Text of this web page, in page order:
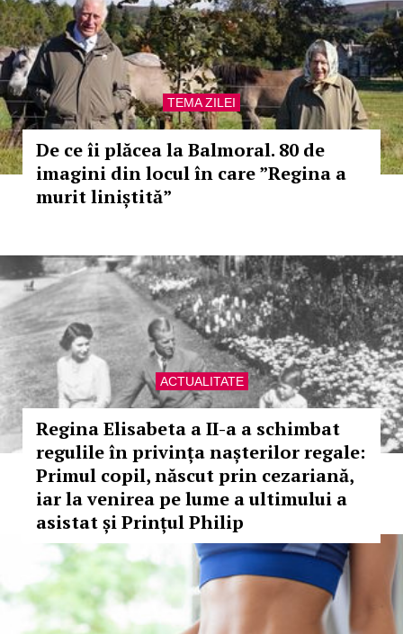
TEMA ZILEI
De ce îi plăcea la Balmoral. 80 de
imagini din locul în care ”Regina a
murit liniștită”
ACTUALITATE
Regina Elisabeta a II-a a schimbat
regulile în privința nașterilor regale:
Primul copil, născut prin cezariană,
iar la venirea pe lume a ultimului a
asistat și Prințul Philip